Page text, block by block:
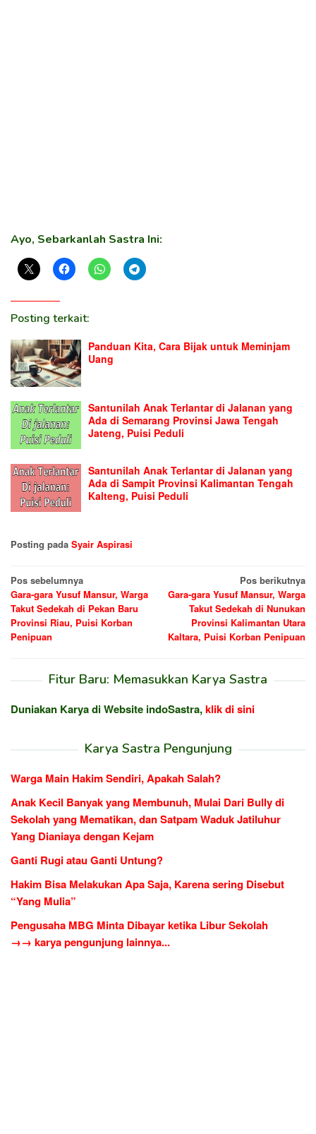
Ayo, Sebarkanlah Sastra Ini:
Posting terkait:
Panduan Kita, Cara Bijak untuk Meminjam
Uang
Santunilah Anak Terlantar di Jalanan yang
Ada di Semarang Provinsi Jawa Tengah
Jateng, Puisi Peduli
Santunilah Anak Terlantar di Jalanan yang
Ada di Sampit Provinsi Kalimantan Tengah
Kalteng, Puisi Peduli
Posting pada Syair Aspirasi
Navigasi
pos
Pos sebelumnya
Gara-gara Yusuf Mansur, Warga
Takut Sedekah di Pekan Baru
Provinsi Riau, Puisi Korban
Penipuan
Pos berikutnya
Gara-gara Yusuf Mansur, Warga
Takut Sedekah di Nunukan
Provinsi Kalimantan Utara
Kaltara, Puisi Korban Penipuan
Fitur Baru: Memasukkan Karya Sastra
Duniakan Karya di Website indoSastra,klik di sini
Karya Sastra Pengunjung
Warga Main Hakim Sendiri, Apakah Salah?
Anak Kecil Banyak yang Membunuh, Mulai Dari Bully di
Sekolah yang Mematikan, dan Satpam Waduk Jatiluhur
Yang Dianiaya dengan Kejam
Ganti Rugi atau Ganti Untung?
Hakim Bisa Melakukan Apa Saja, Karena sering Disebut
“Yang Mulia”
Pengusaha MBG Minta Dibayar ketika Libur Sekolah
→→ karya pengunjung lainnya...